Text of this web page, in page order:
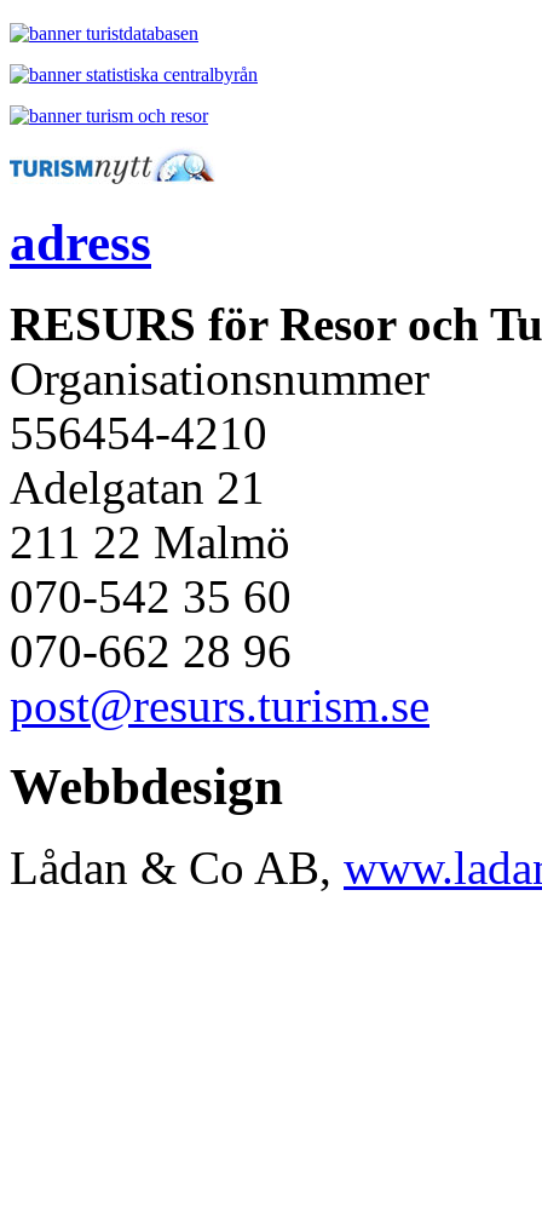
adress
RESURS för Resor och
Organisationsnummer
556454-4210
Adelgatan 21
211 22 Malmö
070-542 35 60
070-662 28 96
post@resurs.turism.se
Webbdesign
Lådan & Co AB,